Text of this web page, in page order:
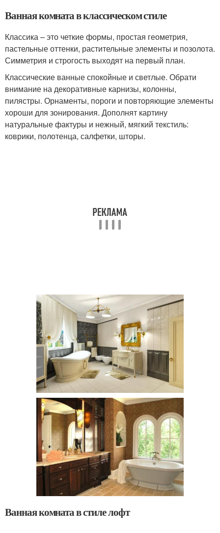
Ванная комната в классическом стиле
Классика – это четкие формы, простая геометрия,
пастельные оттенки, растительные элементы и позолота.
Симметрия и строгость выходят на первый план.
Классические ванные спокойные и светлые. Обрати
внимание на декоративные карнизы, колонны,
пилястры. Орнаменты, пороги и повторяющие элементы
хороши для зонирования. Дополнят картину
натуральные фактуры и нежный, мягкий текстиль:
коврики, полотенца, салфетки, шторы.
Ванная комната в стиле лофт